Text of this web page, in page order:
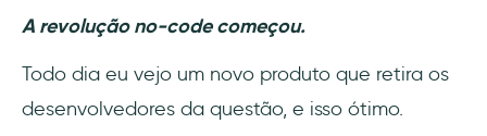
A revolução no-code começou.
Todo dia eu vejo um novo produto que retira os
desenvolvedores da questão, e isso ótimo.